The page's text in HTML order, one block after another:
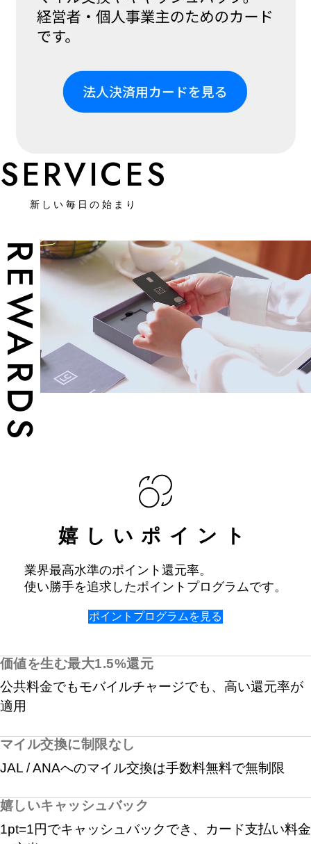
SERVICES
新しい毎日の始まり
嬉しいポイント
業界最高水準のポイント還元率。
使い勝手を追求したポイントプログラムです。
ポイントプログラムを見る
価値を生む最大1.5%還元
公共料金でもモバイルチャージでも、高い還元率が
適用
マイル交換に制限なし
JAL / ANAへのマイル交換は手数料無料で無制限
嬉しいキャッシュバック
1pt=1円でキャッシュバックでき、カード支払い料金